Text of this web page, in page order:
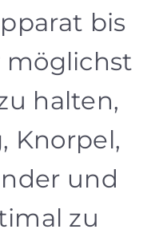
bis
möglichst
halten,
Knorpel,
und
zu